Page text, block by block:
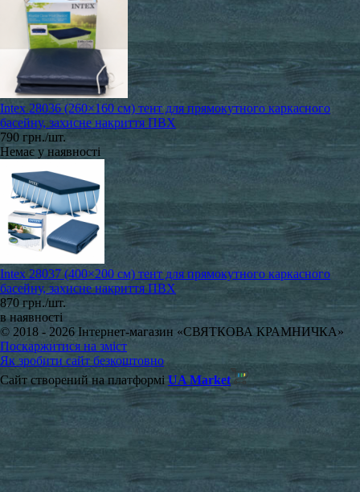
Intex 28036 (260×160 см) тент для прямокутного каркасного
басейну, захисне накриття ПВХ
790 грн./шт.
Немає у наявності
Intex 28037 (400×200 см) тент для прямокутного каркасного
басейну, захисне накриття ПВХ
870 грн./шт.
в наявності
© 2018 - 2026 Інтернет-магазин «СВЯТКОВА КРАМНИЧКА»
Поскаржитися на зміст
Як зробити сайт безкоштовно
Сайт створений на платформіUA Market